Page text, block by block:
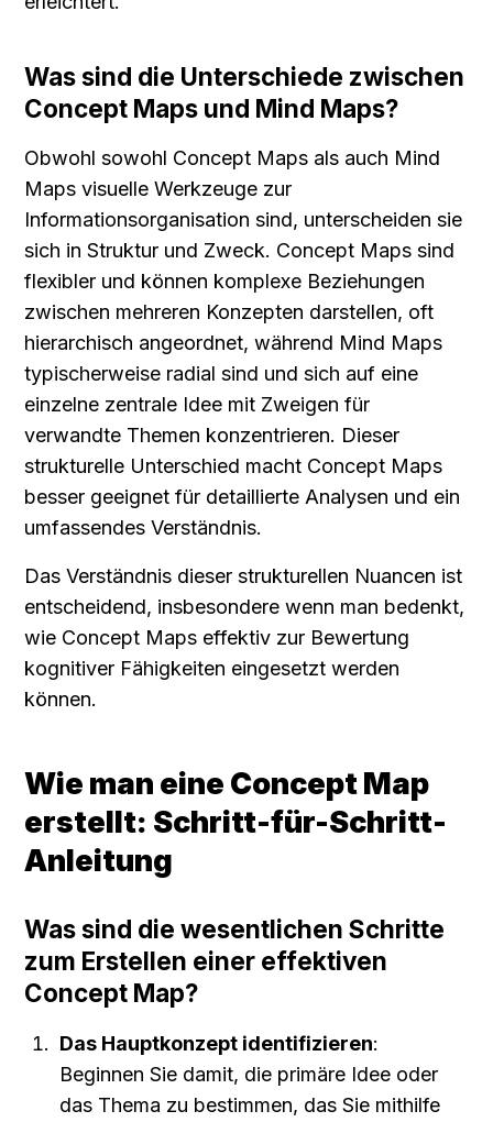
Was sind die Unterschiede zwischen
Concept Maps und Mind Maps?
Obwohl sowohl Concept Maps als auch Mind
Maps visuelle Werkzeuge zur
Informationsorganisation sind, unterscheiden sie
sich in Struktur und Zweck. Concept Maps sind
flexibler und können komplexe Beziehungen
zwischen mehreren Konzepten darstellen, oft
hierarchisch angeordnet, während Mind Maps
typischerweise radial sind und sich auf eine
einzelne zentrale Idee mit Zweigen für
verwandte Themen konzentrieren. Dieser
strukturelle Unterschied macht Concept Maps
besser geeignet für detaillierte Analysen und ein
umfassendes Verständnis.
Das Verständnis dieser strukturellen Nuancen ist
entscheidend, insbesondere wenn man bedenkt,
wie Concept Maps effektiv zur Bewertung
kognitiver Fähigkeiten eingesetzt werden
können.
Wie man eine Concept Map
erstellt: Schritt-für-Schritt-
Anleitung
Was sind die wesentlichen Schritte
zum Erstellen einer effektiven
Concept Map?
Das Hauptkonzept identifizieren:
Beginnen Sie damit, die primäre Idee oder
das Thema zu bestimmen, das Sie mithilfe